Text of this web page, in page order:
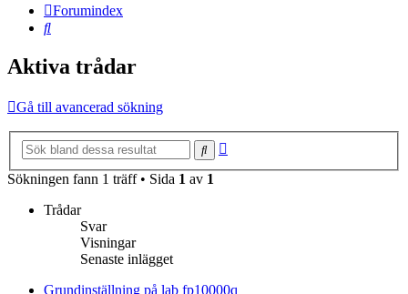
Forumindex
Sök
Aktiva trådar
Gå till avancerad sökning
Sök
Sökningen fann 1 träff • Sida 1 av 1
Trådar
Svar
Visningar
Senaste inlägget
Grundinställning på lab fp10000q